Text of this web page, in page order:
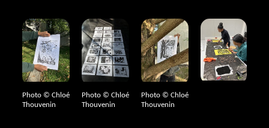
Photo © Chloé
Thouvenin
Photo © Chloé
Thouvenin
Photo © Chloé
Thouvenin